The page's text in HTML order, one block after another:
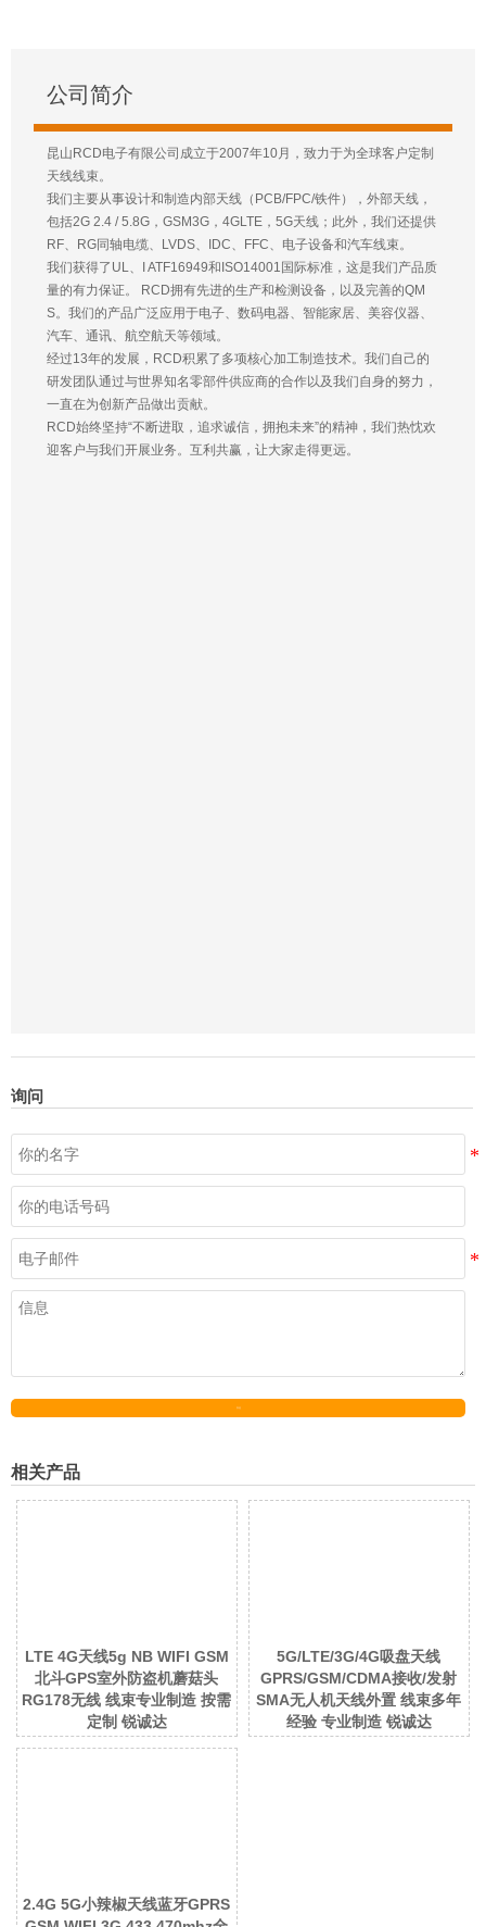
公司简介
昆山RCD电子有限公司成立于2007年10月，致力于为全球客户定制
天线线束。
我们主要从事设计和制造内部天线（PCB/FPC/铁件），外部天线，
包括2G 2.4 / 5.8G，GSM3G，4GLTE，5G天线；此外，我们还提供
RF、RG同轴电缆、LVDS、IDC、FFC、电子设备和汽车线束。
我们获得了UL、I ATF16949和ISO14001国际标准，这是我们产品质
量的有力保证。 RCD拥有先进的生产和检测设备，以及完善的QM
S。我们的产品广泛应用于电子、数码电器、智能家居、美容仪器、
汽车、通讯、航空航天等领域。
经过13年的发展，RCD积累了多项核心加工制造技术。我们自己的
研发团队通过与世界知名零部件供应商的合作以及我们自身的努力，
一直在为创新产品做出贡献。
RCD始终坚持“不断进取，追求诚信，拥抱未来”的精神，我们热忱欢
迎客户与我们开展业务。互利共赢，让大家走得更远。
询问
相关产品
LTE 4G天线5g NB WIFI GSM
北斗GPS室外防盗机蘑菇头
RG178无线 线束专业制造 按需
定制 锐诚达
5G/LTE/3G/4G吸盘天线
GPRS/GSM/CDMA接收/发射
SMA无人机天线外置 线束多年
经验 专业制造 锐诚达
2.4G 5G小辣椒天线蓝牙GPRS